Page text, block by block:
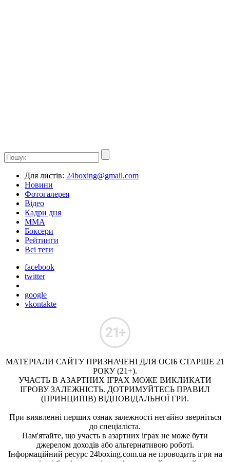
Для листів: 24boxing@gmail.com
Новини
Фотогалерея
Відео
Кадри дня
ММА
Боксери
Рейтинги
Всі теги
facebook
twitter
google
vkontakte
МАТЕРІАЛИ САЙТУ ПРИЗНАЧЕНІ ДЛЯ ОСІБ СТАРШЕ 21
РОКУ (21+).
УЧАСТЬ В АЗАРТНИХ ІГРАХ МОЖЕ ВИКЛИКАТИ
ІГРОВУ ЗАЛЕЖНІСТЬ. ДОТРИМУЙТЕСЬ ПРАВИЛ
(ПРИНЦИПІВ) ВІДПОВІДАЛЬНОЇ ГРИ.
При виявленні перших ознак залежності негайно зверніться
до спеціаліста.
Пам'ятайте, що участь в азартних іграх не може бути
джерелом доходів або альтернативою роботі.
Інформаційний ресурс 24boxing.com.ua не проводить ігри на